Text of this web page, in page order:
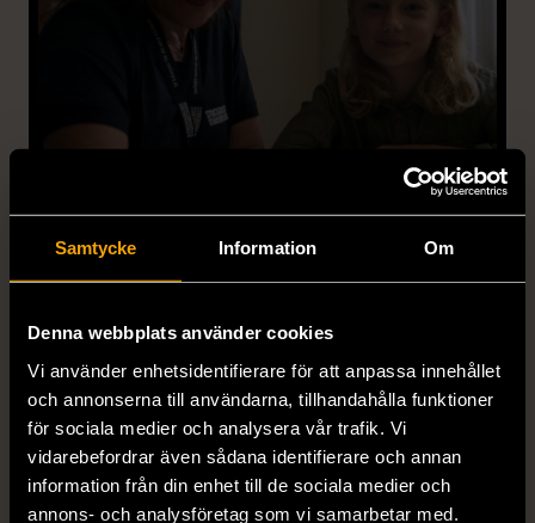
Samtycke Information Om
Denna webbplats använder cookies
Vi använder enhetsidentifierare för att anpassa innehållet
och annonserna till användarna, tillhandahålla funktioner
för sociala medier och analysera vår trafik. Vi
vidarebefordrar även sådana identifierare och annan
information från din enhet till de sociala medier och
annons- och analysföretag som vi samarbetar med.
VÅRA MÖTESPLATSER
Stockholms Stadsmissions mötesplatser
är trygga mötesplatser för gemenskap och
stöd och är öppna varje vardag, året om.